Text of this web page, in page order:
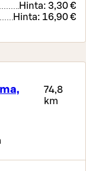
Hinta: 3,30 €
Hinta: 16,90 €
74,8
km